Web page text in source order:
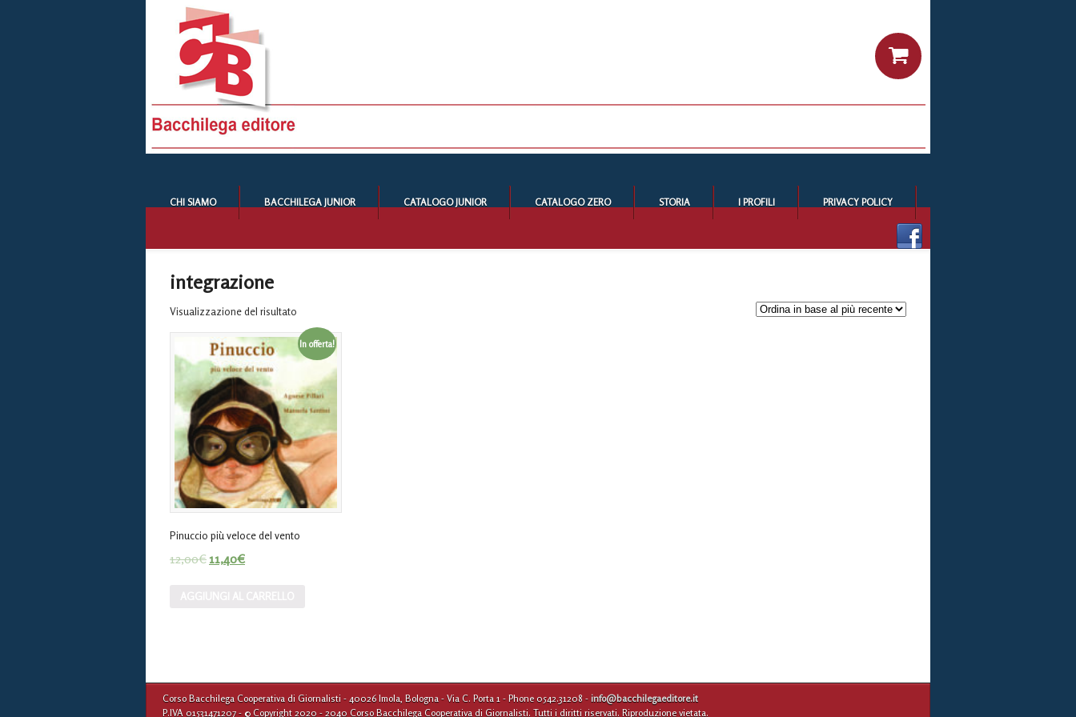
CHI SIAMO BACCHILEGA JUNIOR CATALOGO JUNIOR CATALOGO ZERO STORIA I PROFILI PRIVACY POLICY
integrazione
Visualizzazione del risultato
In offerta!
Pinuccio più veloce del vento
12,00€11,40€
Corso Bacchilega Cooperativa di Giornalisti - 40026 Imola, Bologna - Via C. Porta 1 - Phone 0542.31208 - info@bacchilegaeditore.it
P.IVA 01531471207 - © Copyright 2020 - 2040 Corso Bacchilega Cooperativa di Giornalisti. Tutti i diritti riservati. Riproduzione vietata.